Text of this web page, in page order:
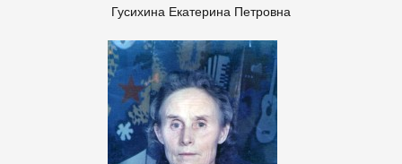
Гусихина Екатерина Петровна